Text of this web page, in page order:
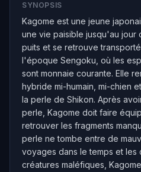
SYNOPSIS
Kagome est une jeune
une vie paisible jusqu'au jour
puits et se retrouve
l'époque Sengoku, où les
sont monnaie courante. Elle
hybride mi-humain, mi-chien
la perle de Shikon. Après
perle, Kagome doit faire
retrouver les fragments
perle ne tombe entre de
voyages dans le temps et les
créatures maléfiques,